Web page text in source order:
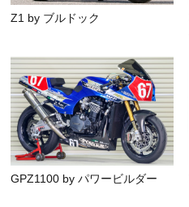
Z1 by ブルドック
GPZ1100 by パワービルダー